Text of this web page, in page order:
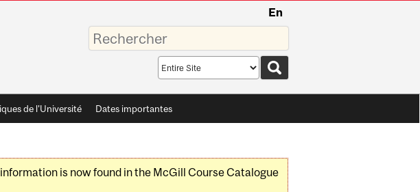
En
Saisissez
vos
mots-
Search
scope
de l'Université Dates importantes
is now found in the McGill Course Catalogue